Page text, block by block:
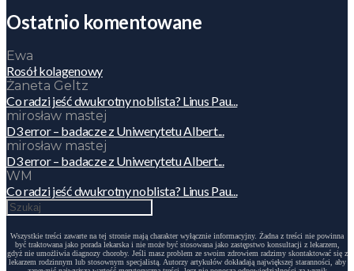
Ostatnio komentowane
Ewa
Rosół kolagenowy
Żaneta Geltz
Co radzi jeść dwukrotny noblista? Linus Pau...
mirosław mastej
D3 error – badacze z Uniwerytetu Albert...
mirosław mastej
D3 error – badacze z Uniwerytetu Albert...
WM
Co radzi jeść dwukrotny noblista? Linus Pau...
Wszystkie treści zawarte na tej stronie mają charakter wyłącznie informacyjny. Żadna z treści nie powinna
być traktowana jako porada lekarska i nie może być stosowana jako zastępstwo konsultacji z lekarzem,
gdyż nie umożliwia diagnozy choroby. Jeśli masz problem ze swoim zdrowiem radzimy skontaktować się z
lekarzem rodzinnym lub stosownym specjalistą. Autorzy artykułów dokładają największej staranności, aby